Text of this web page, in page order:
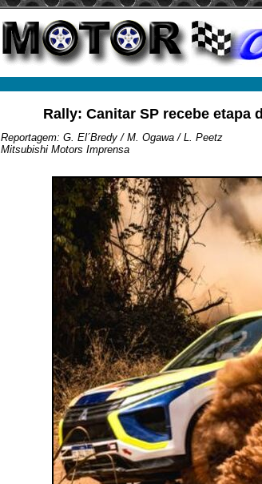
Rally: Canitar SP recebe etapa
Reportagem: G. El´Bredy / M. Ogawa / L. Peetz
Mitsubishi Motors Imprensa